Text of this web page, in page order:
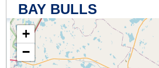
BAY BULLS
+
−